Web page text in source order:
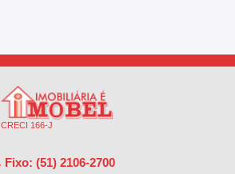
CRECI 166-J
Fixo: (51) 2106-2700